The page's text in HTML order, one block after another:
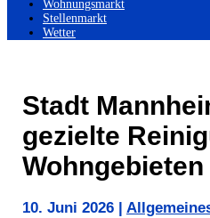
Wohnungsmarkt
Stellenmarkt
Wetter
Stadt
gezielte
Wohngebieten
10. Juni 2026